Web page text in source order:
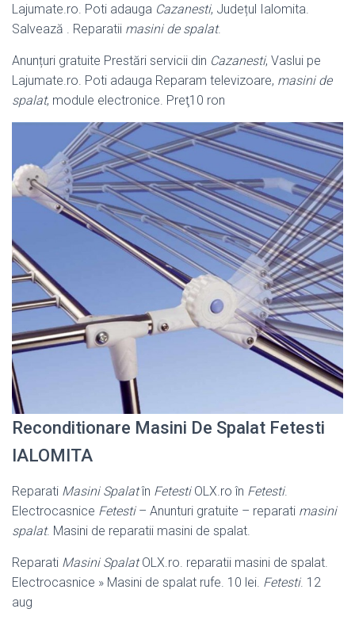
Lajumate.ro. Poti adauga Cazanesti, Județul Ialomita.
Salvează . Reparatii masini de spalat.
Anunțuri gratuite Prestări servicii din Cazanesti, Vaslui pe
Lajumate.ro. Poti adauga Reparam televizoare, masini de
spalat, module electronice. Preţ10 ron
Reconditionare Masini De Spalat Fetesti
IALOMITA
Reparati Masini Spalatîn FetestiOLX.ro în Fetesti.
Electrocasnice Fetesti– Anunturi gratuite – reparati masini
spalat. Masini de reparatii masini de spalat.
Reparati Masini SpalatOLX.ro. reparatii masini de spalat.
Electrocasnice » Masini de spalat rufe. 10 lei. Fetesti. 12
aug